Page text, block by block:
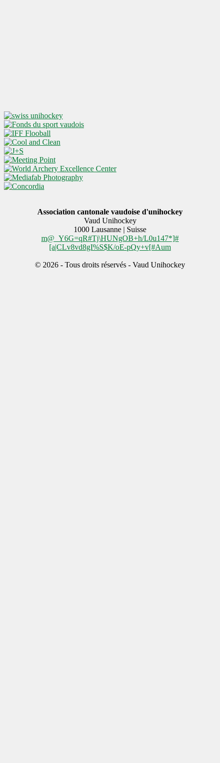
Association cantonale vaudoise d'unihockey
Vaud Unihockey
1000 Lausanne | Suisse
m@_Y6G=qR#Tj\HUNgOB+h/L0u147*]#
[a|CLv8vd8gI%S$K/oE-pQy+v[#Aum
© 2026 - Tous droits réservés - Vaud Unihockey